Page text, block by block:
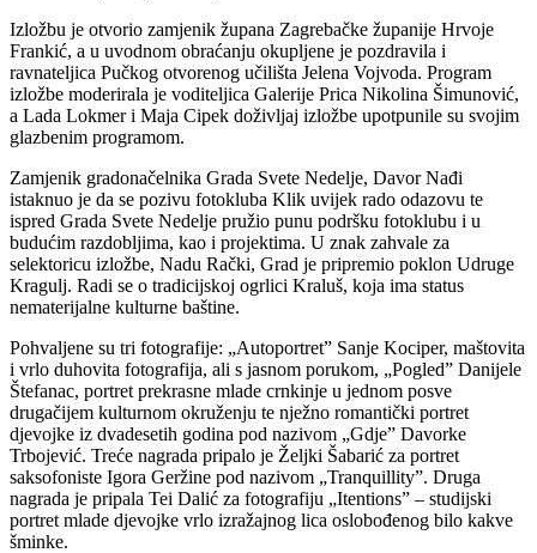
Izložbu je otvorio zamjenik župana Zagrebačke županije Hrvoje
Frankić, a u uvodnom obraćanju okupljene je pozdravila i
ravnateljica Pučkog otvorenog učilišta Jelena Vojvoda. Program
izložbe moderirala je voditeljica Galerije Prica Nikolina Šimunović,
a Lada Lokmer i Maja Cipek doživljaj izložbe upotpunile su svojim
glazbenim programom.
Zamjenik gradonačelnika Grada Svete Nedelje, Davor Nađi
istaknuo je da se pozivu fotokluba Klik uvijek rado odazovu te
ispred Grada Svete Nedelje pružio punu podršku fotoklubu i u
budućim razdobljima, kao i projektima. U znak zahvale za
selektoricu izložbe, Nadu Rački, Grad je pripremio poklon Udruge
Kragulj. Radi se o tradicijskoj ogrlici Kraluš, koja ima status
nematerijalne kulturne baštine.
Pohvaljene su tri fotografije: „Autoportret” Sanje Kociper, maštovita
i vrlo duhovita fotografija, ali s jasnom porukom, „Pogled” Danijele
Štefanac, portret prekrasne mlade crnkinje u jednom posve
drugačijem kulturnom okruženju te nježno romantički portret
djevojke iz dvadesetih godina pod nazivom „Gdje” Davorke
Trbojević. Treće nagrada pripalo je Željki Šabarić za portret
saksofoniste Igora Geržine pod nazivom „Tranquillity”. Druga
nagrada je pripala Tei Dalić za fotografiju „Itentions” – studijski
portret mlade djevojke vrlo izražajnog lica oslobođenog bilo kakve
šminke.